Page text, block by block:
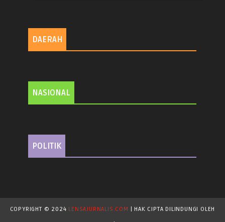
DAERAH
NASIONAL
POLITIK
COPYRIGHT © 2024 LENSAJURNALIS.COM | HAK CIPTA DILINDUNGI OLEH